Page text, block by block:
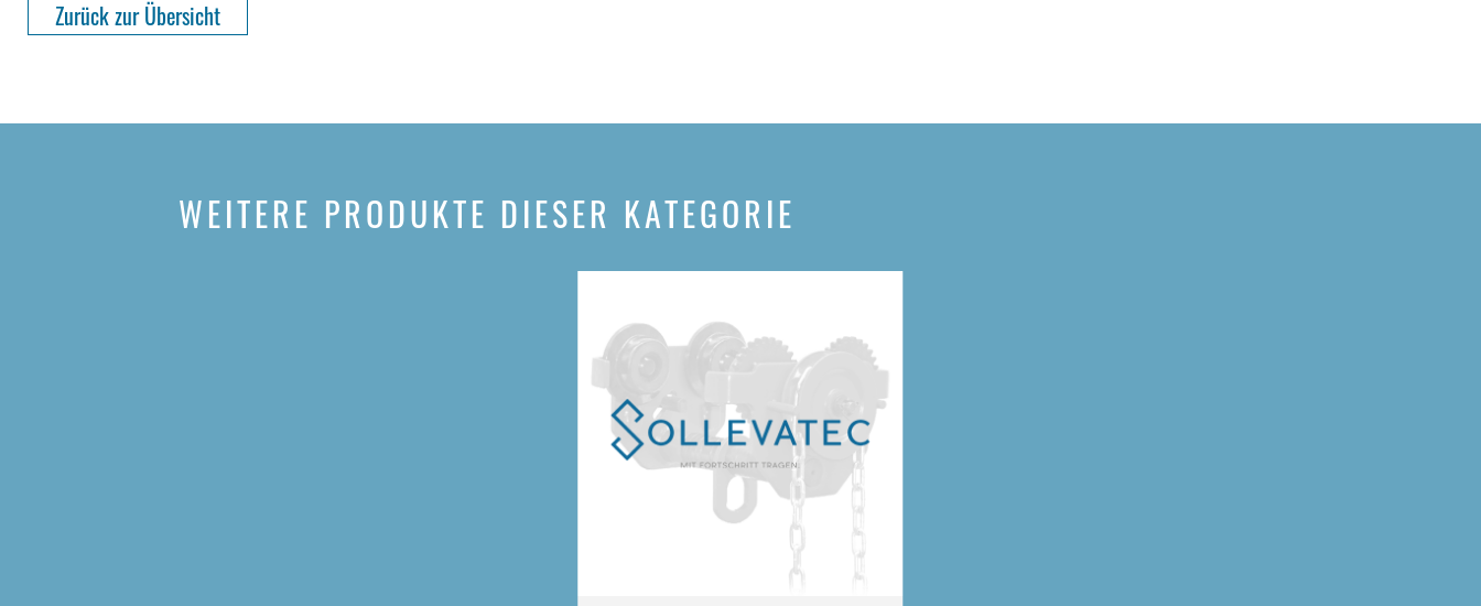
Zurück zur Übersicht
WEITERE PRODUKTE DIESER KATEGORIE